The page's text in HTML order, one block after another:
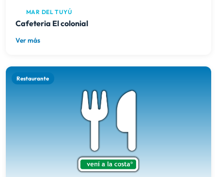
MAR DEL TUYÚ
Cafeteria El colonial
Ver más
Restaurante